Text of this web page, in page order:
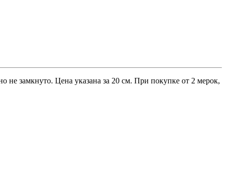
замкнуто. Цена указана за 20 см. При покупке от 2 мерок,